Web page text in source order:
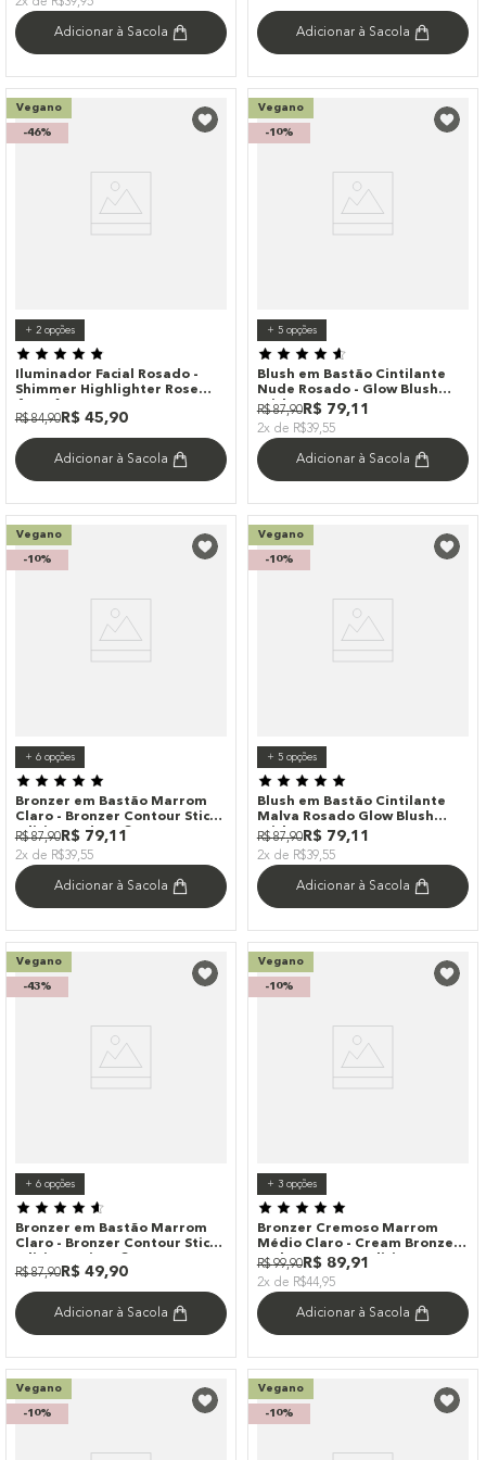
Adicionar à Sacola Adicionar à Sacola
Vegano
-46%
+ 2opções
Iluminador Facial Rosado -
Shimmer Highlighter Rose
R$ 84,90R$ 45,90
Adicionar à Sacola
Vegano
-10%
+ 5opções
Blush em Bastão Cintilante
Nude Rosado - Glow Blush
Stick Dreamer Océane
Edition 7g
R$ 87,90R$ 79,11
2x de R$39,55
Adicionar à Sacola
Vegano
-10%
+ 6opções
Bronzer em Bastão Marrom
Claro - Bronzer Contour Stick
Edition Sedona 8g
R$ 87,90R$ 79,11
2x de R$39,55
Adicionar à Sacola
Vegano
-10%
+ 5opções
Blush em Bastão Cintilante
Malva Rosado Glow Blush
Stick Romance Océane
Edition 7g
R$ 87,90R$ 79,11
2x de R$39,55
Adicionar à Sacola
Vegano
-43%
+ 6opções
Bronzer em Bastão Marrom
Claro - Bronzer Contour Stick
R$ 87,90R$ 49,90
Adicionar à Sacola
Vegano
-10%
+ 3opções
Bronzer Cremoso Marrom
Médio Claro - Cream Bronzer
Amber Océane Edition
R$ 99,90R$ 89,91
2x de R$44,95
Adicionar à Sacola
Vegano
-10%
Vegano
-10%